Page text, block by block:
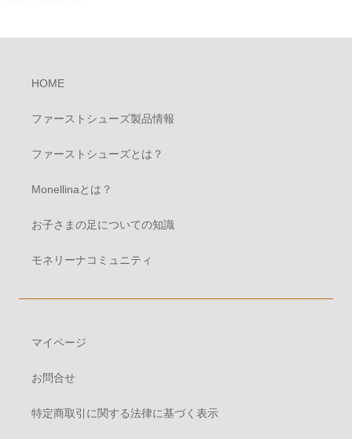
HOME
ファーストシューズ製品情報
ファーストシューズとは？
Monellinaとは？
お子さまの足についての知識
モネリーナコミュニティ
マイページ
お問合せ
特定商取引に関する法律に基づく表示